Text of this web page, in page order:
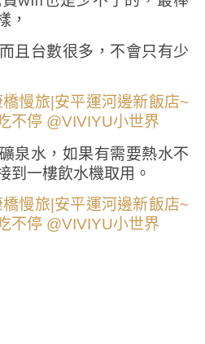
，
且台數很多，不會只有少
泉水，如果有需要熱水不
到一樓飲水機取用。